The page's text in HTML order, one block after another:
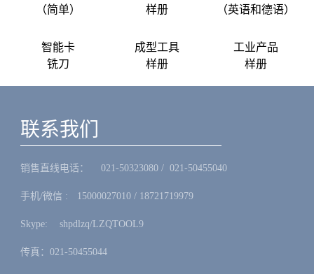
（简单）
样册
（英语和德语）
智能卡
铣刀
成型工具
样册
工业产品
样册
联系我们
销售直线电话：ㅤ 021-50323080 / 021-50455040
手机/微信 :ㅤ15000027010 / 18721719979
Skype: ㅤshpdlzq/LZQTOOL9
传真：021-50455044